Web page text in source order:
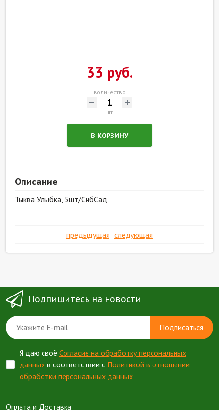
33 руб.
Количество
шт
В КОРЗИНУ
Описание
Тыква Улыбка, 5шт/СибСад
предыдущая следующая
Подпишитесь на новости
Подписаться
Я даю своё Согласие на обработку персональных
данных в соответствии с Политикой в отношении
обработки персональных данных
Оплата и Доставка